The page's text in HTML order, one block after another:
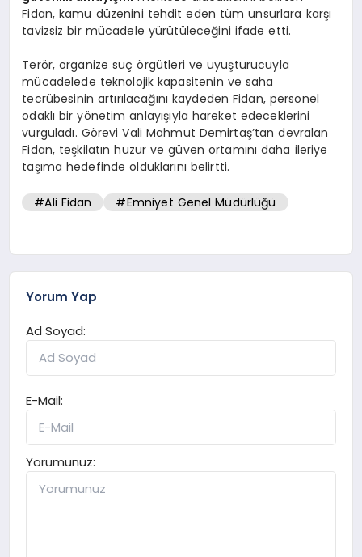
Fidan, kamu düzenini tehdit eden tüm unsurlara karşı
tavizsiz bir mücadele yürütüleceğini ifade etti.
Terör, organize suç örgütleri ve uyuşturucuyla
mücadelede teknolojik kapasitenin ve saha
tecrübesinin artırılacağını kaydeden Fidan, personel
odaklı bir yönetim anlayışıyla hareket edeceklerini
vurguladı. Görevi Vali Mahmut Demirtaş’tan devralan
Fidan, teşkilatın huzur ve güven ortamını daha ileriye
taşıma hedefinde olduklarını belirtti.
#Ali Fidan #Emniyet Genel Müdürlüğü
Yorum Yap
Ad Soyad:
E-Mail:
Yorumunuz: